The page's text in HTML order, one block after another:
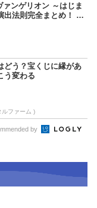
ァンゲリオン ～はじま
出法則完全まとめ！ |
どう？宝くじに縁があ
う変わる
ルファーム )
by